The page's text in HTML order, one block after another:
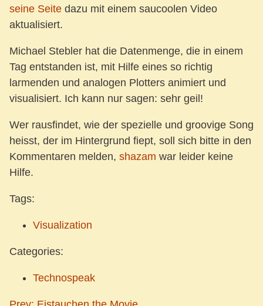
seine Seite dazu mit einem saucoolen Video
aktualisiert.
Michael Stebler hat die Datenmenge, die in einem
Tag entstanden ist, mit Hilfe eines so richtig
larmenden und analogen Plotters animiert und
visualisiert. Ich kann nur sagen: sehr geil!
Wer rausfindet, wie der spezielle und groovige Song
heisst, der im Hintergrund fiept, soll sich bitte in den
Kommentaren melden, shazam war leider keine
Hilfe.
Tags:
Visualization
Categories:
Technospeak